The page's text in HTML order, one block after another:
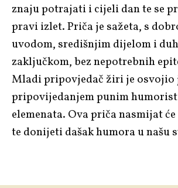
znaju potrajati i cijeli dan te se
pravi izlet. Priča je sažeta, s
uvodom, središnjim dijelom i
zaključkom, bez nepotrebnih
Mladi pripovjedač žiri je osvojio
pripovijedanjem punim
elemenata. Ova priča nasmijat
te donijeti dašak humora u našu